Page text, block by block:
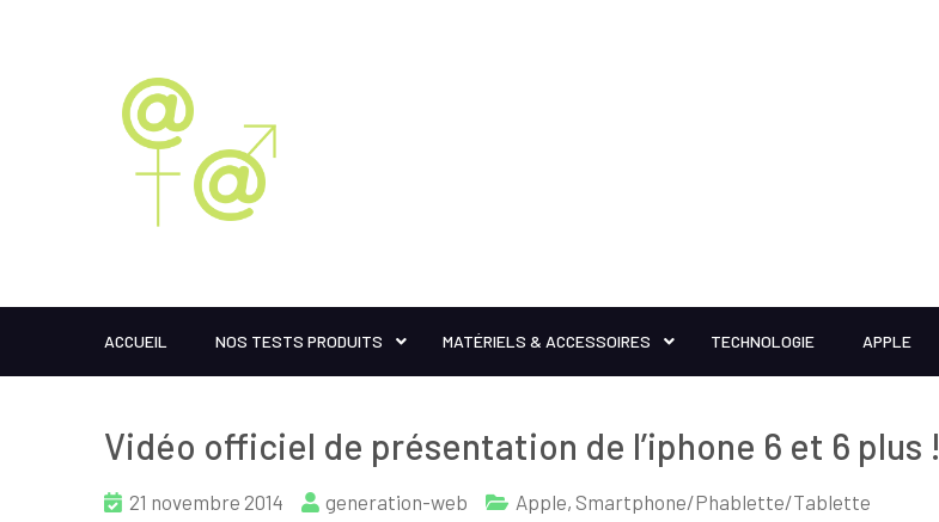
ACCUEIL NOS TESTS PRODUITS MATÉRIELS & ACCESSOIRES TECHNOLOGIE APPLE
Vidéo officiel de présentation de l’iphone 6 et 6 plus !
21 novembre 2014 generation-web Apple, Smartphone/Phablette/Tablette